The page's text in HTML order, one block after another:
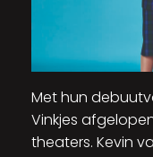
Met hun
Vinkjes
theaters. Kevin